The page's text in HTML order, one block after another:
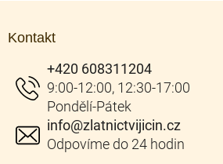
Kontakt
info@zlatnictvijicin.cz
+420 608311204